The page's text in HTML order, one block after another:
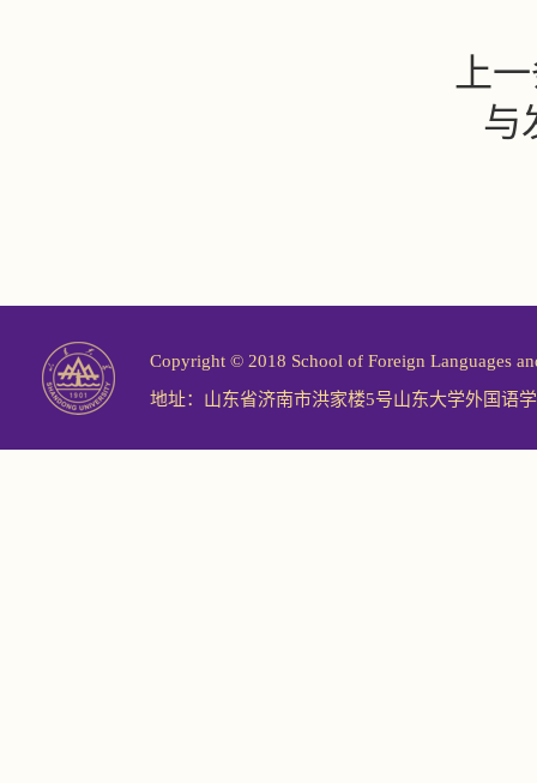
上
与
Copyright © 2018 School of Foreign Languages
地址：山东省济南市洪家楼5号山东大学外国语